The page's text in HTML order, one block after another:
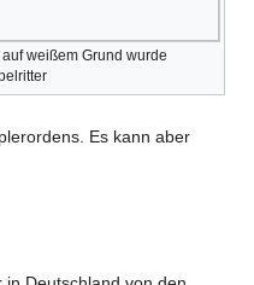
weißem Grund wurde
Es kann aber